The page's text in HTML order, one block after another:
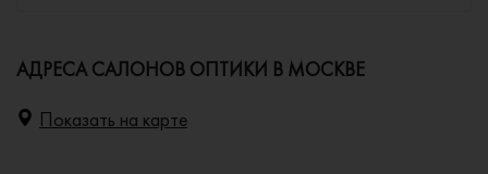
АДРЕСА САЛОНОВ ОПТИКИ В МОСКВЕ
Показать на карте